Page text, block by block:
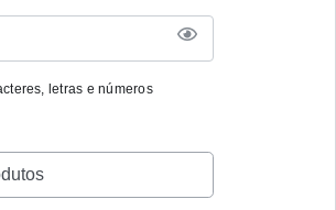
letras e números